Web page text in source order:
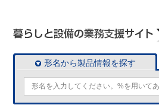
形名から製品情報を探す